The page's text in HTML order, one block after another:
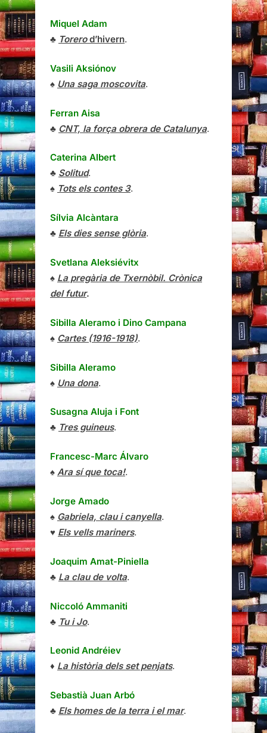
Miquel Adam
♣ Torerod’hivern.
Vasili Aksiónov
♠ Una saga moscovita.
Ferran Aisa
♣ CNT, la força obrera de Catalunya.
Caterina Albert
♣ Solitud.
♠ Tots els contes 3.
Sílvia Alcàntara
♣ Els dies sense glòria.
Svetlana Aleksiévitx
♠ La pregària de Txernòbil. Crònica
del futur.
Sibilla Aleramo i Dino Campana
♠ Cartes (1916-1918).
Sibilla Aleramo
♠ Una dona.
Susagna Aluja i Font
♣ Tres guineus.
Francesc-Marc Álvaro
♠ Ara sí que toca!.
Jorge Amado
♠ Gabriela, clau i canyella.
♥ Els vells mariners.
Joaquim Amat-Piniella
♣ La clau de volta.
Niccoló Ammaniti
♣ Tu i Jo.
Leonid Andréiev
♦ La història dels set penjats.
Sebastià Juan Arbó
♣ Els homes de la terra i el mar.